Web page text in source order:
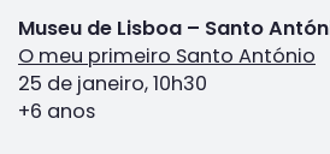
Museu de Lisboa – Santo
O meu primeiro Santo António
25 de janeiro, 10h30
+6 anos